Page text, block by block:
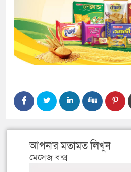
আপনার মতামত লিখুন
মেসেজ বক্স